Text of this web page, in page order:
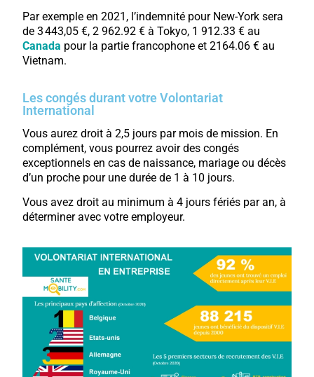
Par exemple en 2021, l’indemnité pour New-York sera
de 3 443,05 €, 2 962.92 € à Tokyo, 1 912.33 € au
Canada pour la partie francophone et 2164.06 € au
Vietnam.
Les congés durant votre Volontariat
International
Vous aurez droit à 2,5 jours par mois de mission. En
complément, vous pourrez avoir des congés
exceptionnels en cas de naissance, mariage ou décès
d’un proche pour une durée de 1 à 10 jours.
Vous avez droit au minimum à 4 jours fériés par an, à
déterminer avec votre employeur.